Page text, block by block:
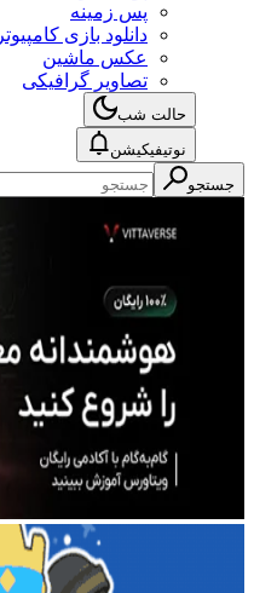
پس زمینه
دانلود بازی کامپیوتر
عکس ماشین
تصاویر گرافیکی
حالت شب
نوتیفیکیشن
جستجو